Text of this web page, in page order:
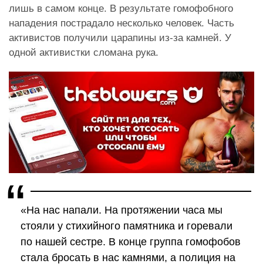
лишь в самом конце. В результате гомофобного
нападения пострадало несколько человек. Часть
активистов получили царапины из-за камней. У
одной активистки сломана рука.
«На нас напали. На протяжении часа мы
стояли у стихийного памятника и горевали
по нашей сестре. В конце группа гомофобов
стала бросать в нас камнями, а полиция на